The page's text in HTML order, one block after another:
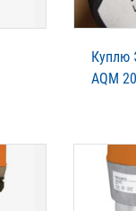
Куплю
AQM